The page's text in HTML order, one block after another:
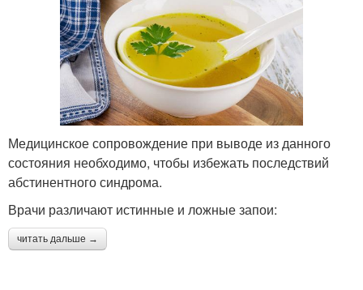
Медицинское сопровождение при выводе из данного
состояния необходимо, чтобы избежать последствий
абстинентного синдрома.
Врачи различают истинные и ложные запои:
читать дальше →